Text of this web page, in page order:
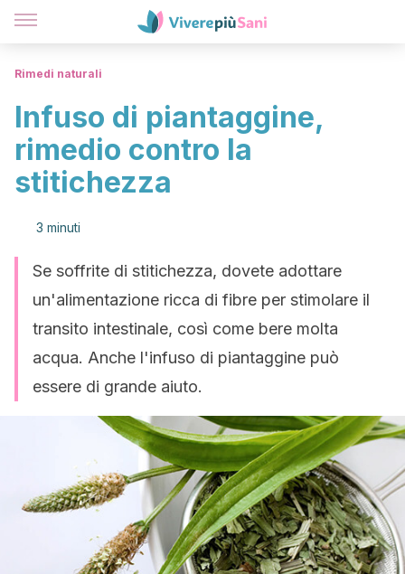
Rimedi naturali
Infuso di piantaggine,
rimedio contro la
stitichezza
3 minuti
Se soffrite di stitichezza, dovete adottare
un'alimentazione ricca di fibre per stimolare il
transito intestinale, così come bere molta
acqua. Anche l'infuso di piantaggine può
essere di grande aiuto.